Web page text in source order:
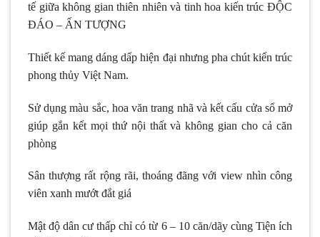
tế giữa không gian thiên nhiên và tinh hoa kiến trúc ĐỘC
ĐÁO – ẤN TƯỢNG
Thiết kế mang dáng dấp hiện đại nhưng pha chút kiến trúc
phong thủy Việt Nam.
Sử dụng màu sắc, hoa văn trang nhã và kết cấu cửa sổ mở
giúp gắn kết mọi thứ nội thất và không gian cho cả căn
phòng
Sân thượng rất rộng rãi, thoáng đãng với view nhìn công
viên xanh mướt đắt giá
Mật độ dân cư thấp chỉ có từ 6 – 10 căn/dãy cùng Tiện ích